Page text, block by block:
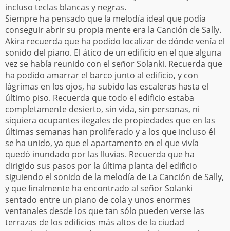
incluso teclas blancas y negras.
Siempre ha pensado que la melodía ideal que podía
conseguir abrir su propia mente era la Canción de Sally.
Akira recuerda que ha podido localizar de dónde venía el
sonido del piano. El ático de un edificio en el que alguna
vez se había reunido con el señor Solanki. Recuerda que
ha podido amarrar el barco junto al edificio, y con
lágrimas en los ojos, ha subido las escaleras hasta el
último piso. Recuerda que todo el edificio estaba
completamente desierto, sin vida, sin personas, ni
siquiera ocupantes ilegales de propiedades que en las
últimas semanas han proliferado y a los que incluso él
se ha unido, ya que el apartamento en el que vivía
quedó inundado por las lluvias. Recuerda que ha
dirigido sus pasos por la última planta del edificio
siguiendo el sonido de la melodía de La Canción de Sally,
y que finalmente ha encontrado al señor Solanki
sentado entre un piano de cola y unos enormes
ventanales desde los que tan sólo pueden verse las
terrazas de los edificios más altos de la ciudad